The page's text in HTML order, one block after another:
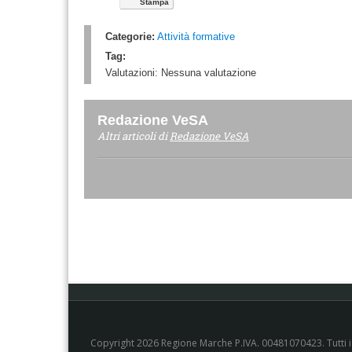
Stampa
Categorie: Attività formative
Tag:
Valutazioni: Nessuna valutazione
Redazione VeSA
Altri articoli diRedazione VeSA
Copyright 2026 Regione Marche P.IVA. 00481070423.